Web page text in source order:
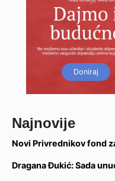
Doniraj
Najnovije
Novi Privrednikov fond
Dragana Đukić: Sada